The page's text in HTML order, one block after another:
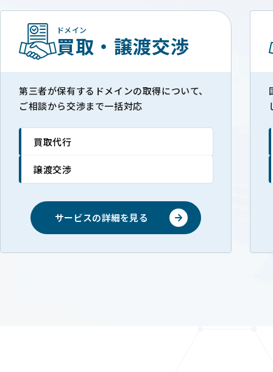
ドメイン
買取・譲渡交渉
第三者が保有するドメインの取得について、
ご相談から交渉まで一括対応
買取代行
譲渡交渉
サービスの詳細を見る